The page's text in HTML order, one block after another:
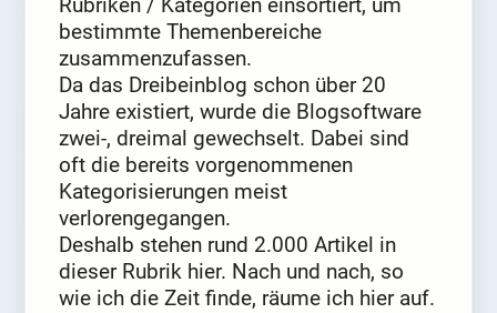
bestimmte Themenbereiche
zusammenzufassen.
Da das Dreibeinblog schon über 20
Jahre existiert, wurde die Blogsoftware
zwei-, dreimal gewechselt. Dabei sind
oft die bereits vorgenommenen
Kategorisierungen meist
verlorengegangen.
Deshalb stehen rund 2.000 Artikel in
dieser Rubrik hier. Nach und nach, so
wie ich die Zeit finde, räume ich hier auf.